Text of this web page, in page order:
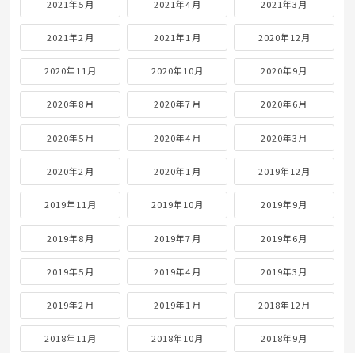
2021年5月 2021年4月 2021年3月
2021年2月 2021年1月 2020年12月
2020年11月 2020年10月 2020年9月
2020年8月 2020年7月 2020年6月
2020年5月 2020年4月 2020年3月
2020年2月 2020年1月 2019年12月
2019年11月 2019年10月 2019年9月
2019年8月 2019年7月 2019年6月
2019年5月 2019年4月 2019年3月
2019年2月 2019年1月 2018年12月
2018年11月 2018年10月 2018年9月